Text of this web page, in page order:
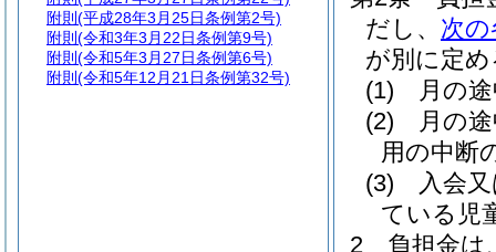
だし、 次
が別に定
(1)
月の
(2)
月の
用の中断
(3)
入会
ている児
2
負担金は
附則 (平成28年3月25日条例第2号)
附則 (令和3年3月22日条例第9号)
附則 (令和5年3月27日条例第6号)
附則 (令和5年12月21日条例第32号)